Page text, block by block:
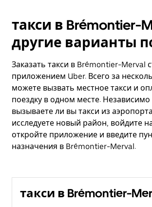
такси в Brémontier-
другие варианты
Заказать такси в Brémontier-Merval
приложением Uber. Всего за
можете вызвать местное такси и
поездку в одном месте. Независимо
вызываете ли вы такси из
исследуете новый район, войдите
откройте приложение и введите
назначения в Brémontier-Merval.
такси в Brémontier-